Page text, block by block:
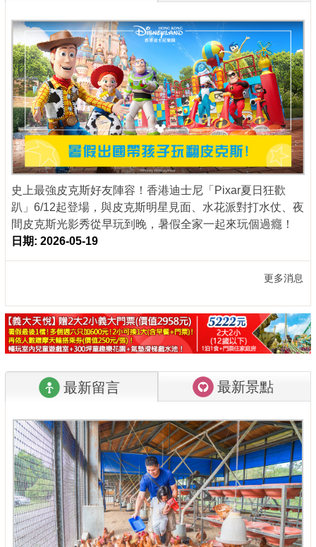
推薦景點
討論區
聯絡我們
APP下載
史上最強皮克斯好友陣容！香港迪士尼「Pixar夏日狂歡
趴」6/12起登場，與皮克斯明星見面、水花派對打水仗、夜
間皮克斯光影秀從早玩到晚，暑假全家一起來玩個過癮！
日期: 2026-05-19
更多消息
最新留言 最新景點